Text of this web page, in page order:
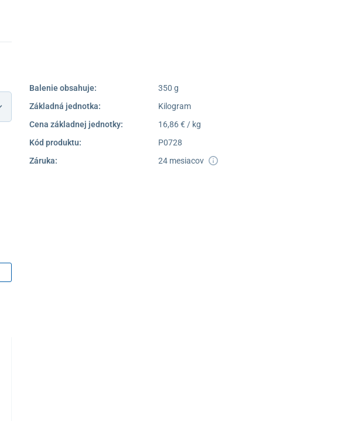
Balenie obsahuje:
350 g
Základná jednotka:
Kilogram
Cena základnej jednotky:
16,86 € / kg
Kód produktu:
P0728
Záruka:
24 mesiacov